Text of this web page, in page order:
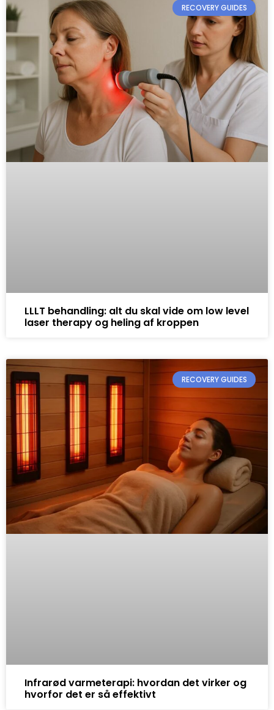
RECOVERY GUIDES
LLLT behandling: alt du skal vide om low level
laser therapy og heling af kroppen
RECOVERY GUIDES
Infrarød varmeterapi: hvordan det virker og
hvorfor det er så effektivt